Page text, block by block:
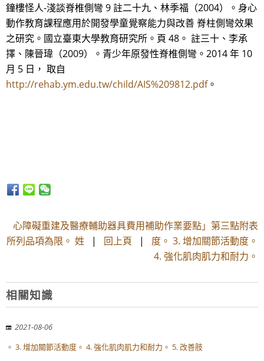
鐘樓怪人-淺談脊椎側彎 9 註二十九、林季福（2004）。身心
動作教育課程應用於開發學童覺察能力與改善 脊柱側彎效果
之研究。國立臺東大學教育研究所。頁 48。 註三十、李承
擇、陳晉瑋（2009）。青少年原發性脊椎側彎。2014 年 10
月 5 日， 取自
http://rehab.ym.edu.tw/child/AIS%209812.pdf。
心障礙重建及醫療輔助器具費用補助作業要點」第三點附表
所列品項為限。 姓 | 回上頁 | 度。 3. 增加關節活動度。
4. 強化肌肉肌力和耐力。
相關知識
2021-08-06
。 3. 增加關節活動度。 4. 強化肌肉肌力和耐力。 5. 改善肢